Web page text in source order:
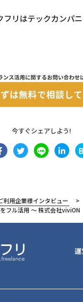
フリはテックカンパ
今すぐシェアしよう!
利用企業様インタビュー
フル活用 〜 株式会社viviON